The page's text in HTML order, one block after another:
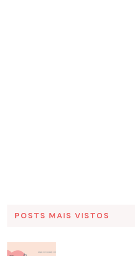
POSTS MAIS VISTOS